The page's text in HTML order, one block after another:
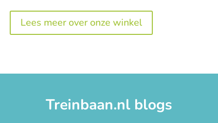
Lees meer over onze winkel
Treinbaan.nl blogs